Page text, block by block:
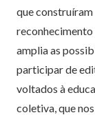
que construíram
amplia as
participar de
voltados à
coletiva, que